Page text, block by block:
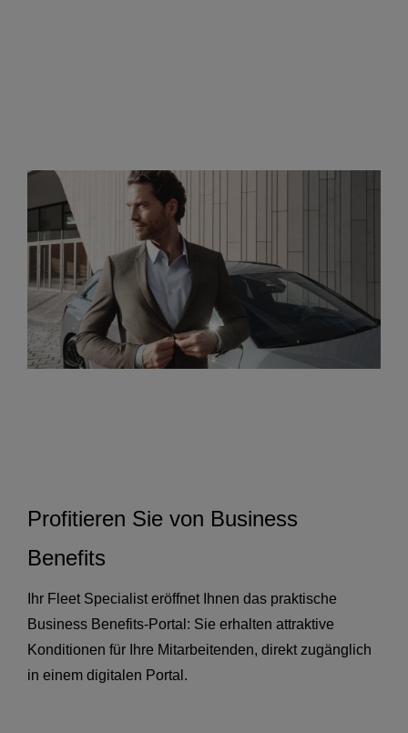
Profitieren Sie von Business
Benefits
Ihr Fleet Specialist eröffnet Ihnen das praktische
Business Benefits-Portal: Sie erhalten attraktive
Konditionen für Ihre Mitarbeitenden, direkt zugänglich
in einem digitalen Portal.